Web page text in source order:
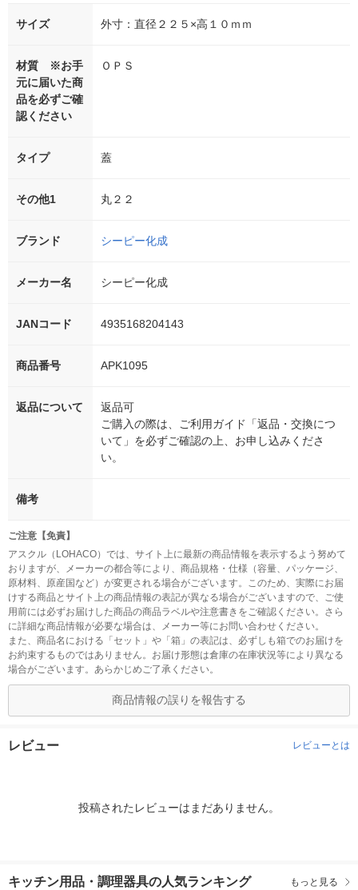
サイズ 外寸：直径２２５×高１０ｍｍ
材質 ※お手
元に届いた商
品を必ずご確
認ください
ＯＰＳ
タイプ 蓋
その他1 丸２２
ブランド シーピー化成
メーカー名 シーピー化成
JANコード 4935168204143
商品番号 APK1095
返品について
返品可
ご購入の際は、ご利用ガイド「返品・交換につ
いて」を必ずご確認の上、お申し込みくださ
い。
備考
ご注意【免責】
アスクル（LOHACO）では、サイト上に最新の商品情報を表示するよう努めて
おりますが、メーカーの都合等により、商品規格・仕様（容量、パッケージ、
原材料、原産国など）が変更される場合がございます。このため、実際にお届
けする商品とサイト上の商品情報の表記が異なる場合がございますので、ご使
用前には必ずお届けした商品の商品ラベルや注意書きをご確認ください。さら
に詳細な商品情報が必要な場合は、メーカー等にお問い合わせください。
また、商品名における「セット」や「箱」の表記は、必ずしも箱でのお届けを
お約束するものではありません。お届け形態は倉庫の在庫状況等により異なる
場合がございます。あらかじめご了承ください。
商品情報の誤りを報告する
レビュー レビューとは
投稿されたレビューはまだありません。
キッチン用品・調理器具の人気ランキング もっと見る